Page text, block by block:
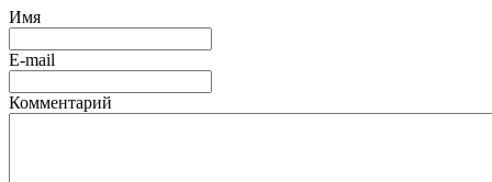
Имя
E-mail
Комментарий